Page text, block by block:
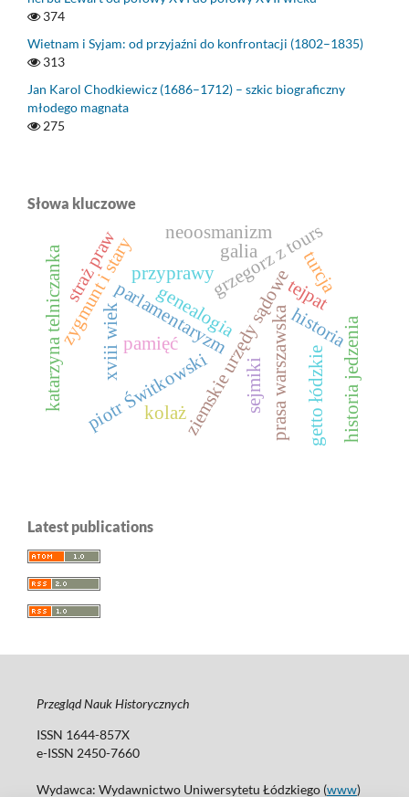
374
Wietnam i Syjam: od przyjaźni do konfrontacji (1802–1835)
313
Jan Karol Chodkiewicz (1686–1712) – szkic biograficzny
młodego magnata
275
Słowa kluczowe
ziemskie urzędy sądowe
sejmiki
parlamentaryzm
piotr Świtkowski prasa warszawska
xviii wiek
zygmunt i stary
katarzyna telniczanka genealogia historiahistoria jedzenia
grzegorz z tours
galia
przyprawy
tejpat
kolaż getto łódzkie
turcja
neoosmanizm
pamięć
straż praw
Latest publications
Przegląd Nauk Historycznych
ISSN 1644-857X
e-ISSN 2450-7660
Wydawca: Wydawnictwo Uniwersytetu Łódzkiego (www)